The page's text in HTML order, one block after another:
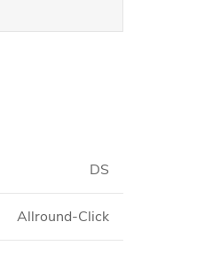
DS
Allround-Click